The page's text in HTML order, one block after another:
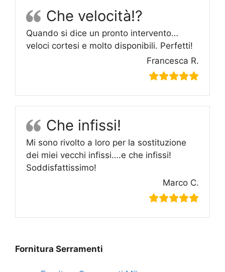
Che velocità!?
Quando si dice un pronto intervento…
veloci cortesi e molto disponibili. Perfetti!
Francesca R.
Che infissi!
Mi sono rivolto a loro per la sostituzione
dei miei vecchi infissi….e che infissi!
Soddisfattissimo!
Marco C.
Fornitura Serramenti